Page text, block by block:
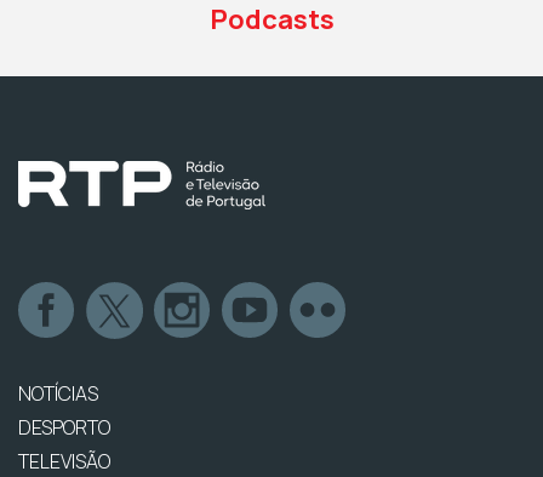
Podcasts
NOTÍCIAS
DESPORTO
TELEVISÃO